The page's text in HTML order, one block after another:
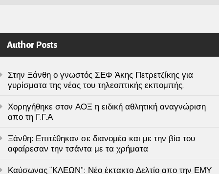
Author Posts
Στην Ξάνθη ο γνωστός ΣΕΦ Άκης Πετρετζίκης για
γυρίσματα της νέας του τηλεοπτικής εκπομπής.
Χορηγήθηκε στον ΑΟΞ η ειδική αθλητική αναγνώριση
απο τη Γ.Γ.Α
Ξάνθη: Επιτέθηκαν σε διανομέα και με την βία του
αφαίρεσαν την τσάντα με τα χρήματα
Καύσωνας “ΚΛΕΩΝ”: Νέο έκτακτο Δελτίο απο την ΕΜΥ